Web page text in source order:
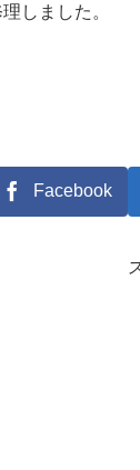
しました。
Facebook